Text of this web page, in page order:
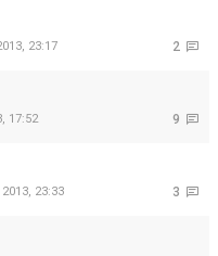
2
23:17
9
17:52
3
23:33